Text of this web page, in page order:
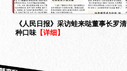
《人民日报》采访蛙来哒董事长罗
种口味 【详细】